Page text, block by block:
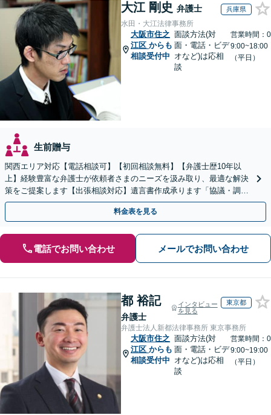
大江 剛史 弁護士 兵庫県
水田・大江法律事務所
大阪市住之
江区 からも
相談受付中
面談方法(対
面・電話・ビデ
オなど)は応相
談
営業時間：0
9:00~18:00
（平日）
生前贈与
関西エリア対応【電話相談可】【初回相談無料】【弁護士歴10年以
上】経験豊富な弁護士が依頼者さまのニーズを汲み取り、最適な解決
策をご提案します【出張相談対応】遺言書作成承ります「協議・調
停・審判どの段階でも相談OK」【分割・後払い利用可】
料金表を見る
電話でお問い合わせ メールでお問い合わせ
都 裕記
弁護士
インタビュー
を見る
東京都
弁護士法人新都法律事務所 東京事務所
大阪市住之
江区 からも
相談受付中
面談方法(対
面・電話・ビデ
オなど)は応相
談
営業時間：0
9:00~19:00
（平日）